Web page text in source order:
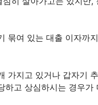
묶여 있는 대출 이자까
가지고 있거나 갑자기
하고 상심하시는 경우가